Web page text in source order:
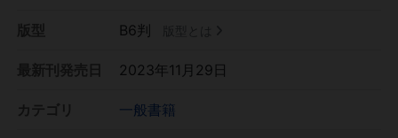
B6判
2023年11月29日
一般書籍